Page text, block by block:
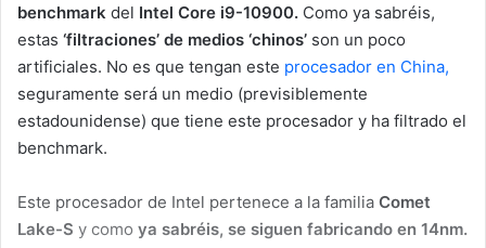
benchmark del Intel Core i9-10900. Como ya sabréis,
estas ‘filtraciones’ de medios ‘chinos’ son un poco
artificiales. No es que tengan este procesador en China,
seguramente será un medio (previsiblemente
estadounidense) que tiene este procesador y ha filtrado el
benchmark.
Este procesador de Intel pertenece a la familia Comet
Lake-S y como ya sabréis, se siguen fabricando en 14nm.